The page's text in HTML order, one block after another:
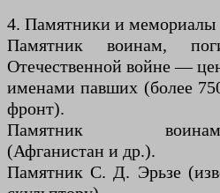
4. Памятники и мемориалы
Памятник воинам,
Отечественной войне —
именами павших (более
фронт).
Памятник воинам-
(Афганистан и др.).
Памятник С. Д. Эрьзе